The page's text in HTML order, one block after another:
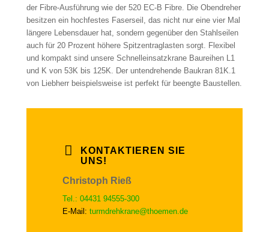
der Fibre-Ausführung wie der 520 EC-B Fibre. Die Obendreher
besitzen ein hochfestes Faserseil, das nicht nur eine vier Mal
längere Lebensdauer hat, sondern gegenüber den Stahlseilen
auch für 20 Prozent höhere Spitzentraglasten sorgt. Flexibel
und kompakt sind unsere Schnelleinsatzkrane Baureihen L1
und K von 53K bis 125K. Der untendrehende Baukran 81K.1
von Liebherr beispielsweise ist perfekt für beengte Baustellen.
KONTAKTIEREN SIE
UNS!
Christoph Rieß
Tel.: 04431 94555-300
E-Mail: turmdrehkrane@thoemen.de